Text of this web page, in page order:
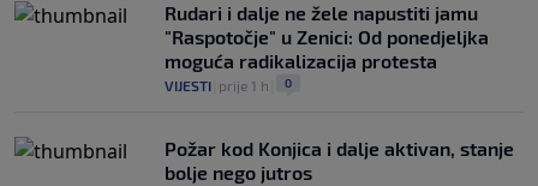
Rudari i dalje ne žele napustiti jamu
"Raspotočje" u Zenici: Od ponedjeljka
moguća radikalizacija protesta
VIJESTI prije 1 h 0
Požar kod Konjica i dalje aktivan, stanje
bolje nego jutros